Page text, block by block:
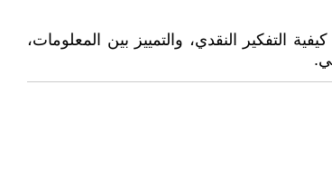
التفكير النقدي، والتمييز بين المعلومات،